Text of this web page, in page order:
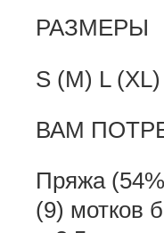
РАЗМЕРЫ
S (M) L (XL)
ВАМ
Пряжа
(9) мотков